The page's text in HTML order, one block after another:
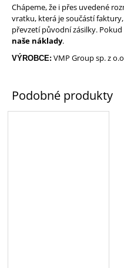
Chápeme, že i přes uvedené
vratku, která je součástí
převzetí původní zásilky.
naše náklady.
VÝROBCE: VMP Group sp. z